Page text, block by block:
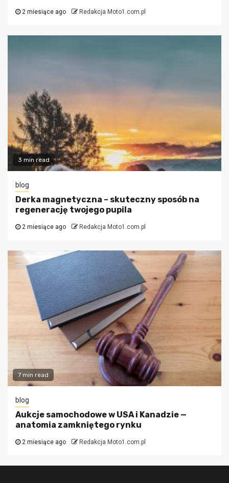
2 miesiące ago Redakcja Moto1.com.pl
3 min read
blog
Derka magnetyczna – skuteczny sposób na
regenerację twojego pupila
2 miesiące ago Redakcja Moto1.com.pl
7 min read
blog
Aukcje samochodowe w USA i Kanadzie —
anatomia zamkniętego rynku
2 miesiące ago Redakcja Moto1.com.pl